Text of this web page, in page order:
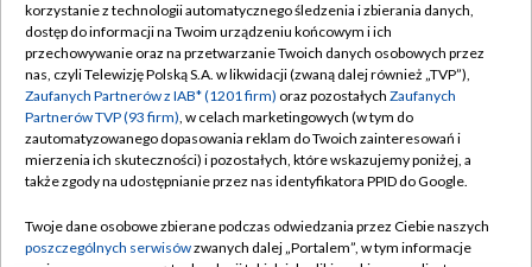
TVP
Abonament TVP
Emisja w TVP
Centrum informacji TVP
Naziemna Telewizja Cyfrowa
Rada Programowa
Regulamin TVP
Polityka prywatności
Moje zgody
Pomoc
Kontakt
korzystanie z technologii automatycznego śledzenia i zbierania danych,
dostęp do informacji na Twoim urządzeniu końcowym i ich
przechowywanie oraz na przetwarzanie Twoich danych osobowych przez
nas, czyli Telewizję Polską S.A. w likwidacji (zwaną dalej również „TVP”),
Zaufanych Partnerów z IAB* (1201 firm) oraz pozostałych Zaufanych
Partnerów TVP (93 firm), w celach marketingowych (w tym do
zautomatyzowanego dopasowania reklam do Twoich zainteresowań i
mierzenia ich skuteczności) i pozostałych, które wskazujemy poniżej, a
także zgody na udostępnianie przez nas identyfikatora PPID do Google.
Twoje dane osobowe zbierane podczas odwiedzania przez Ciebie naszych
poszczególnych serwisówzwanych dalej „Portalem”, w tym informacje